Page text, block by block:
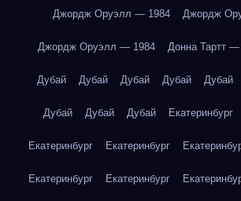
Джордж Оруэлл — 1984 Джордж
Джордж Оруэлл — 1984 Донна Тартт
Дубай Дубай Дубай Дубай Дубай
Дубай Дубай Дубай Екатеринбург
Екатеринбург Екатеринбург
Екатеринбург Екатеринбург